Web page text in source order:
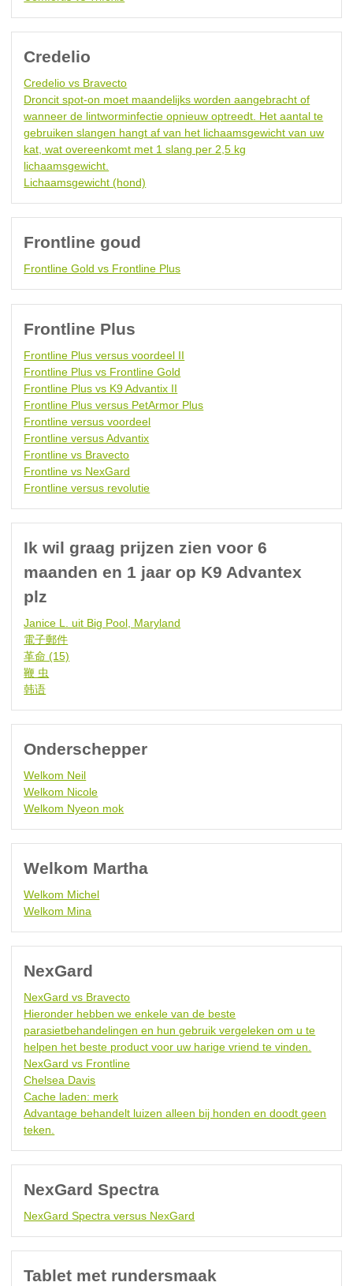
Credelio
Credelio vs Bravecto
Droncit spot-on moet maandelijks worden aangebracht of
wanneer de lintworminfectie opnieuw optreedt. Het aantal te
gebruiken slangen hangt af van het lichaamsgewicht van uw
kat, wat overeenkomt met 1 slang per 2,5 kg
lichaamsgewicht.
Lichaamsgewicht (hond)
Frontline goud
Frontline Gold vs Frontline Plus
Frontline Plus
Frontline Plus versus voordeel II
Frontline Plus vs Frontline Gold
Frontline Plus vs K9 Advantix II
Frontline Plus versus PetArmor Plus
Frontline versus voordeel
Frontline versus Advantix
Frontline vs Bravecto
Frontline vs NexGard
Frontline versus revolutie
Ik wil graag prijzen zien voor 6
maanden en 1 jaar op K9 Advantex
plz
Janice L. uit Big Pool, Maryland
電子郵件
革命 (15)
鞭 虫
韩语
Onderschepper
Welkom Neil
Welkom Nicole
Welkom Nyeon mok
Welkom Martha
Welkom Michel
Welkom Mina
NexGard
NexGard vs Bravecto
Hieronder hebben we enkele van de beste
parasietbehandelingen en hun gebruik vergeleken om u te
helpen het beste product voor uw harige vriend te vinden.
NexGard vs Frontline
Chelsea Davis
Cache laden: merk
Advantage behandelt luizen alleen bij honden en doodt geen
teken.
NexGard Spectra
NexGard Spectra versus NexGard
Tablet met rundersmaak